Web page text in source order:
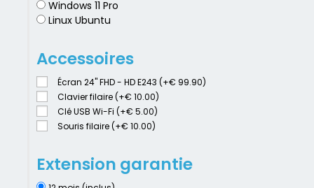
Windows 11 Pro
Linux Ubuntu
Accessoires
Écran 24" FHD - HD E243 (+€ 99.90)
Clavier filaire (+€ 10.00)
Clé USB Wi-Fi (+€ 5.00)
Souris filaire (+€ 10.00)
Extension garantie